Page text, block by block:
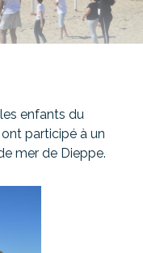
enfants du
participé à un
mer de Dieppe.